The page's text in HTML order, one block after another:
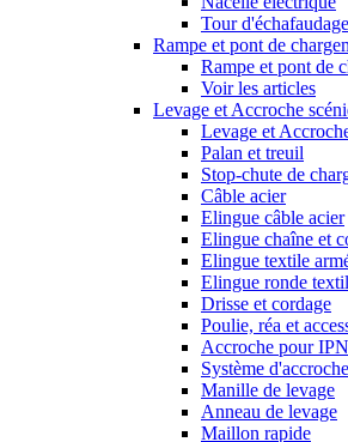
Tour d'échafaudage
Rampe et pont de
Rampe et pont de
Voir les articles
Levage et Accroche
Levage et
Palan et treuil
Stop-chute de
Câble acier
Elingue câble acier
Elingue chaîne et
Elingue textile
Elingue ronde
Drisse et cordage
Poulie, réa et
Accroche pour IPN
Système
Manille de levage
Anneau de levage
Maillon rapide